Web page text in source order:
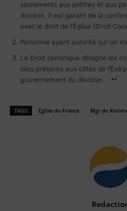
sacrements aux prêtres et aux
diocèse. Il est garant de la
avec le droit de l’Église (Droit
Personne ayant autorité sur un
Le Droit canonique désigne les
laïcs présents aux côtés de
gouvernement du diocèse.
TAGS Eglise de France Mgr de